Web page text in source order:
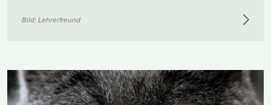
Bild: Lehrerfreund